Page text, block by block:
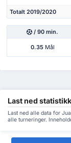
Totalt 2019/2020
/ 90 min.
0.35Mål
Last ned
Last ned alle data for
alle turneringer.